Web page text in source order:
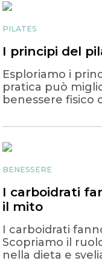
PILATES
I principi del
Esploriamo i
pratica può
benessere fisico
BENESSERE
I carboidrati
il mito
I carboidrati
Scopriamo il
nella dieta e